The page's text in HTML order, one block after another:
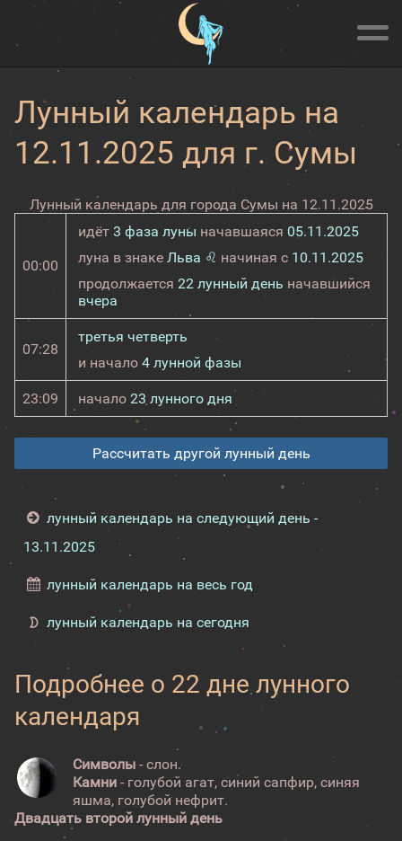
Лунный календарь на
12.11.2025 для г. Сумы
Лунный календарь для города Сумы на 12.11.2025
00:00
идёт 3 фаза луны начавшаяся 05.11.2025
луна в знаке Льва ♌ начиная с 10.11.2025
продолжается 22 лунный день начавшийся
вчера
07:28
третья четверть
и начало 4 лунной фазы
23:09 начало 23 лунного дня
Рассчитать другой лунный день
лунный календарь на следующий день -
13.11.2025
лунный календарь на весь год
лунный календарь на сегодня
Подробнее о 22 дне лунного
календаря
Символы - слон.
Камни - голубой агат, синий сапфир, синяя
яшма, голубой нефрит.
Двадцать второй лунный день